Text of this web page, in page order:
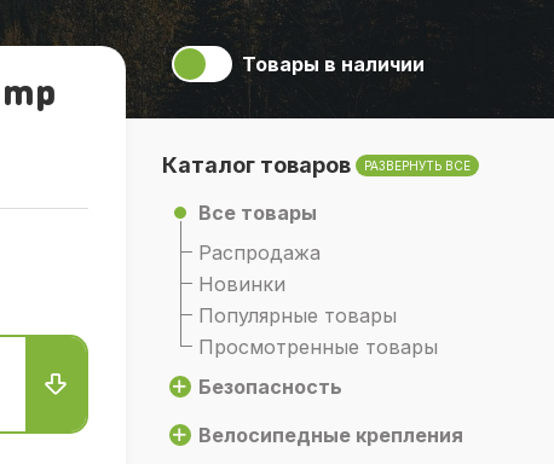
Товары в наличии
Каталог товаров РАЗВЕРНУТЬ ВСЕ
Все товары
Распродажа
Новинки
Популярные товары
Просмотренные товары
Безопасность
Велосипедные крепления